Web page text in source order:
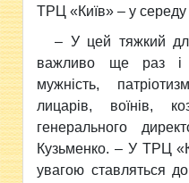
ТРЦ «Київ» –у
– У цей тяжкий
важливо ще раз і
мужність,
лицарів, воїнів,
генерального
Кузьменко. – У ТРЦ
увагою ставляться